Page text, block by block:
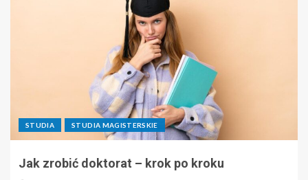
STUDIA STUDIA MAGISTERSKIE
Jak zrobić doktorat – krok po kroku